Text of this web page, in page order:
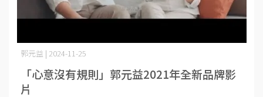
「心意沒有規則」郭元益2021年全新品牌影
片
郭元益 | 2024-11-25